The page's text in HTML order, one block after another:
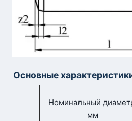
Основные
Номинальный
мм